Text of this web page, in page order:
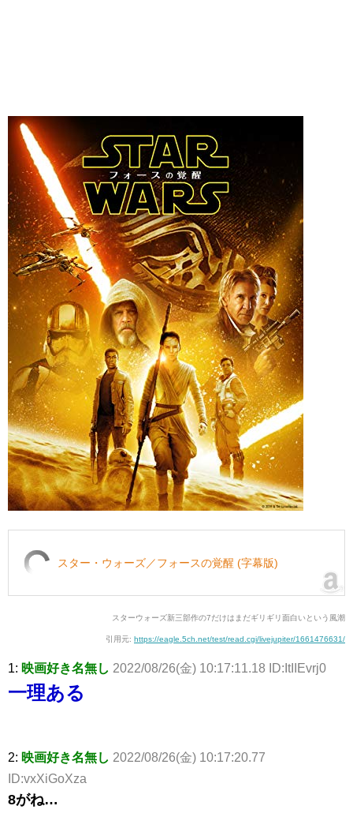
スター・ウォーズ／フォースの覚醒 (字幕版)
スターウォーズ新三部作の7だけはまだギリギリ面白いという風潮
引用元: https://eagle.5ch.net/test/read.cgi/livejupiter/1661476631/
1: 映画好き名無し 2022/08/26(金) 10:17:11.18 ID:ItIIEvrj0
一理ある
2: 映画好き名無し 2022/08/26(金) 10:17:20.77
ID:vxXiGoXza
8がね…